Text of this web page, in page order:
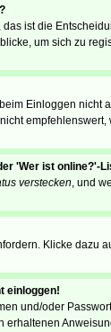
ist die
um sich zu
beim Einloggen nicht
'Wer ist online?'-
verstecken, und
Klicke dazu
einloggen!
und/oder